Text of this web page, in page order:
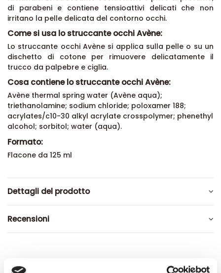
lacrimale. Lo struccante occhi Avène è privo di profumo,
di parabeni e contiene tensioattivi delicati che non
irritano la pelle delicata del contorno occhi.
Come si usa lo struccante occhi Avène:
Lo struccante occhi Avène si applica sulla pelle o su un
dischetto di cotone per rimuovere delicatamente il
trucco da palpebre e ciglia.
Cosa contiene lo struccante occhi Avène:
Avène thermal spring water (Avène aqua);
triethanolamine; sodium chloride; poloxamer 188;
acrylates/c10-30 alkyl acrylate crosspolymer; phenethyl
alcohol; sorbitol; water (aqua).
Dettagli del prodotto